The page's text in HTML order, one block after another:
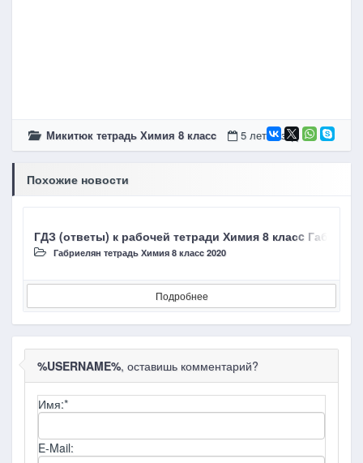
Микитюк тетрадь Химия 8 класc 5 лет назад
Похожие новости
ГДЗ (ответы) к рабочей тетради Химия 8 класc
Габриелян тетрадь Химия 8 класc 2020
Подробнее
%USERNAME%, оставишь комментарий?
Имя:*
E-Mail: